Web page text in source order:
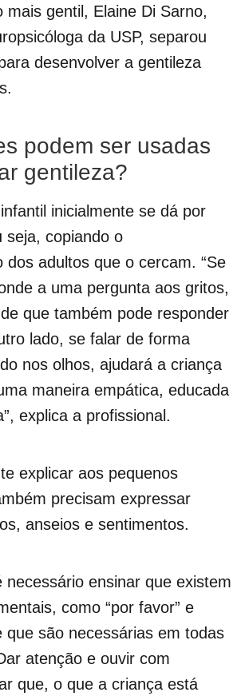
mais gentil, Elaine Di Sarno,
da USP, separou
desenvolver a gentileza
podem ser usadas
gentileza?
inicialmente se dá por
seja, copiando o
dos adultos que o cercam. “Se
a uma pergunta aos gritos,
que também pode responder
lado, se falar de forma
nos olhos, ajudará a criança
maneira empática, educada
explica a profissional.
explicar aos pequenos
precisam expressar
anseios e sentimentos.
necessário ensinar que existem
como “por favor” e
que são necessárias em todas
atenção e ouvir com
que, o que a criança está